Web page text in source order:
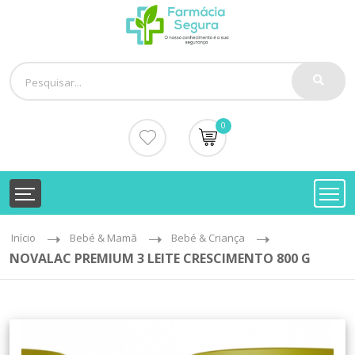
0
Início Bebé & Mamã Bebé & Criança
NOVALAC PREMIUM 3 LEITE CRESCIMENTO 800 G